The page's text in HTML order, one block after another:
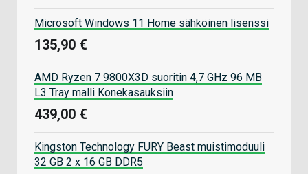
Microsoft Windows 11 Home sähköinen lisenssi
135,90 €
AMD Ryzen 7 9800X3D suoritin 4,7 GHz 96 MB
L3 Tray malli Konekasauksiin
439,00 €
Kingston Technology FURY Beast muistimoduuli
32 GB 2 x 16 GB DDR5